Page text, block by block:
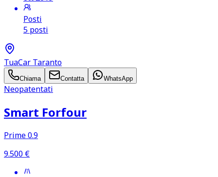
Posti
5 posti
TuaCar Taranto
Chiama Contatta WhatsApp
Neopatentati
Smart Forfour
Prime 0.9
9.500 €